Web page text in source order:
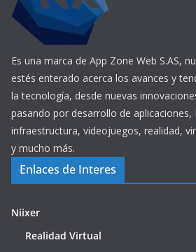
Es una marca de App Zone Web S.AS,
estés enterado acerca los avances y
la tecnología, desde nuevas
pasando por desarrollo de aplicaciones,
infraestructura, videojuegos, realidad,
y mucho más.
Enlaces de Interes
Niixer
Realidad Virtual